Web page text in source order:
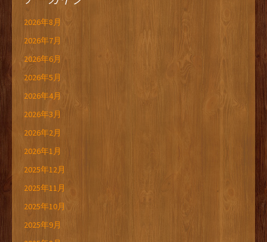
2026年8月
2026年7月
2026年6月
2026年5月
2026年4月
2026年3月
2026年2月
2026年1月
2025年12月
2025年11月
2025年10月
2025年9月